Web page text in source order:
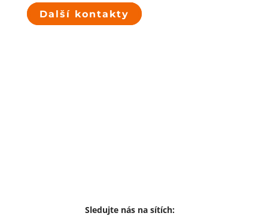
Další kontakty
Sledujte nás na sítích: